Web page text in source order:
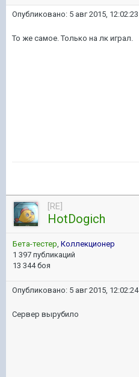
Опубликовано: 5 авг 2015, 12:02:23
То же самое. Только на лк играл.
[RE]
HotDogich
Бета-тестер, Коллекционер
1 397 публикаций
13 344 боя
Опубликовано: 5 авг 2015, 12:02:24
Сервер вырубило